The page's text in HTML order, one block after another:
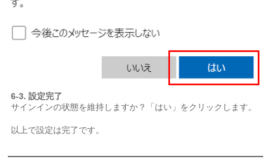
6-3. 設定完了
サインインの状態を維持しますか？「はい」をクリックします。
以上で設定は完了です。